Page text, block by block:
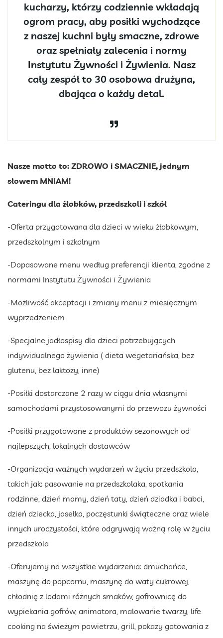
kucharzy, którzy codziennie wkładają
ogrom pracy, aby posiłki wychodzące
z naszej kuchni były smaczne, zdrowe
oraz spełniały zalecenia i normy
Instytutu Żywności i Żywienia. Nasz
cały zespół to 30 osobowa drużyna,
dbająca o każdy detal.
Nasze motto to: ZDROWO i SMACZNIE, jednym
słowem MNIAM!
Cateringu dla żłobków, przedszkoli i szkół
-Oferta przygotowana dla dzieci w wieku żłobkowym,
przedszkolnym i szkolnym
-Dopasowane menu według preferencji klienta, zgodne z
normami Instytutu Żywności i Żywienia
-Możliwość akceptacji i zmiany menu z miesięcznym
wyprzedzeniem
-Specjalne jadłospisy dla dzieci potrzebujących
indywidualnego żywienia ( dieta wegetariańska, bez
glutenu, bez laktozy, inne)
-Posiłki dostarczane 2 razy w ciągu dnia własnymi
samochodami przystosowanymi do przewozu żywności
-Posiłki przygotowane z produktów sezonowych od
najlepszych, lokalnych dostawców
-Organizacja ważnych wydarzeń w życiu przedszkola,
takich jak: pasowanie na przedszkolaka, spotkania
rodzinne, dzień mamy, dzień taty, dzień dziadka i babci,
dzień dziecka, jasełka, poczęstunki świąteczne oraz wiele
innych uroczystości, które odgrywają ważną rolę w życiu
przedszkola
-Oferujemy na wszystkie wydarzenia: dmuchańce,
maszynę do popcornu, maszynę do waty cukrowej,
chłodnię z lodami różnych smaków, gofrownicę do
wypiekania gofrów, animatora, malowanie twarzy, life
cooking na świeżym powietrzu, grill, pokazy gotowania z